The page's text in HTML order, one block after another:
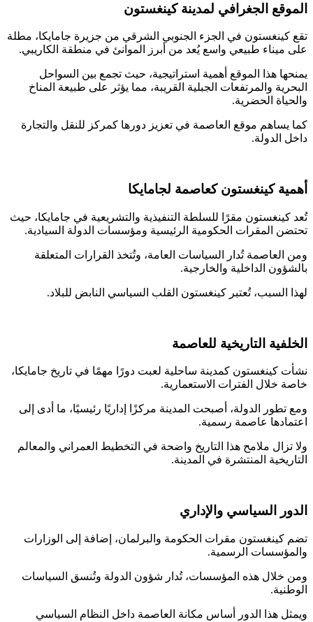
الجغرافي لمدينة كينغستون
في الجزء الجنوبي الشرقي من جزيرة جامايكا، مطلة
طبيعي واسع يُعد من أبرز الموانئ في منطقة الكاريبي.
هذا الموقع أهمية استراتيجية، حيث تجمع بين السواحل
والمرتفعات الجبلية القريبة، مما يؤثر على طبيعة المناخ
الحضرية.
موقع العاصمة في تعزيز دورها كمركز للنقل والتجارة
الدولة.
كينغستون كعاصمة لجامايكا
مقرًا للسلطة التنفيذية والتشريعية في جامايكا، حيث
المقرات الحكومية الرئيسية ومؤسسات الدولة السيادية.
تُدار السياسات العامة، وتُتخذ القرارات المتعلقة
الداخلية والخارجية.
السبب، تُعتبر كينغستون القلب السياسي النابض للبلاد.
التاريخية للعاصمة
كينغستون كمدينة ساحلية لعبت دورًا مهمًا في تاريخ جامايكا،
خلال الفترات الاستعمارية.
الدولة، أصبحت المدينة مركزًا إداريًا رئيسيًا، ما أدى إلى
عاصمة رسمية.
ملامح هذا التاريخ واضحة في التخطيط العمراني والمعالم
المنتشرة في المدينة.
السياسي والإداري
مقرات الحكومة والبرلمان، إضافة إلى الوزارات
الرسمية.
هذه المؤسسات، تُدار شؤون الدولة وتُنسق السياسات
هذا الدور أساس مكانة العاصمة داخل النظام السياسي